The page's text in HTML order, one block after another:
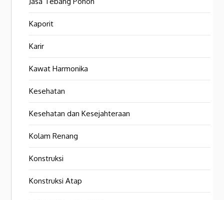
Kaporit
Karir
Kawat Harmonika
Kesehatan
Kesehatan dan Kesejahteraan
Kolam Renang
Konstruksi
Konstruksi Atap